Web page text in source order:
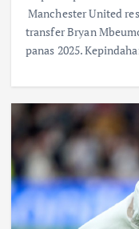
Manchester United
transfer Bryan
panas 2025.